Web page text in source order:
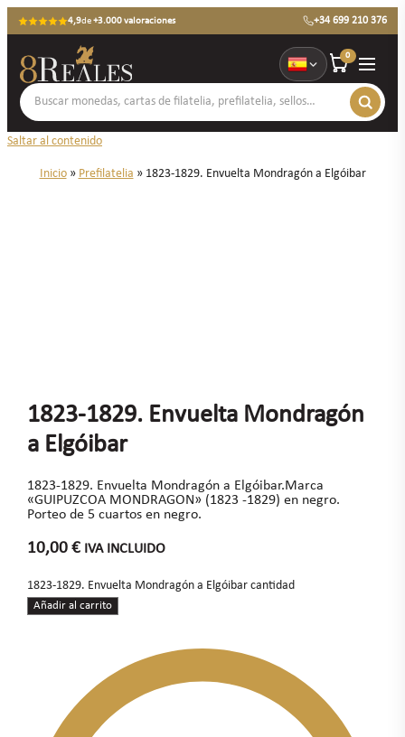
4,9de+3.000 valoraciones +34 699 210 376
0
Saltar al contenido
Inicio» Prefilatelia » 1823-1829. Envuelta Mondragón a Elgóibar
1823-1829. Envuelta Mondragón
a Elgóibar
1823-1829. Envuelta Mondragón a Elgóibar.Marca
«GUIPUZCOA MONDRAGON» (1823 -1829) en negro.
Porteo de 5 cuartos en negro.
10,00 € IVA INCLUIDO
1823-1829. Envuelta Mondragón a Elgóibar cantidad
Añadir al carrito